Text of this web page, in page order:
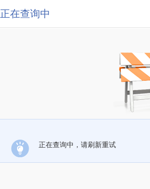
正在查询中
正在查询中，请刷新重试